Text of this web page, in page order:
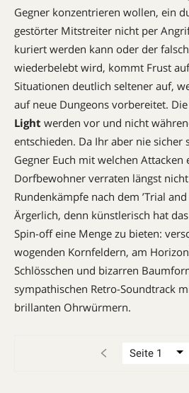
Gegner konzentrieren wollen, ein
gestörter Mitstreiter nicht per
kuriert werden kann oder der
wiederbelebt wird, kommt Frust
Situationen deutlich seltener auf,
auf neue Dungeons vorbereitet.
Light werden vor und nicht
entschieden. Da Ihr aber nie sicher
Gegner Euch mit welchen Attacken
Dorfbewohner verraten längst
Rundenkämpfe nach dem ’Trial
Ärgerlich, denn künstlerisch hat
Spin-off eine Menge zu bieten:
wogenden Kornfeldern, am
Schlösschen und bizarren
sympathischen Retro-Soundtrack
brillanten Ohrwürmern.